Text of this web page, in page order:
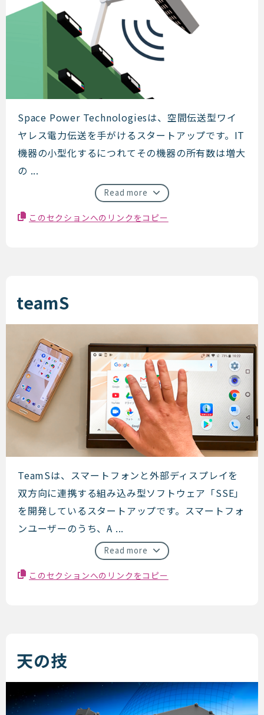
Space Power Technologies
Space Power Technologiesは、空間伝送型ワイ
ヤレス電力伝送を手がけるスタートアップです。IT
機器の小型化するにつれてその機器の所有数は増大
の ...
Read more
このセクションへのリンクをコピー
teamS
teamS
TeamSは、スマートフォンと外部ディスプレイを
双方向に連携する組み込み型ソフトウェア「SSE」
を開発しているスタートアップです。スマートフォ
ンユーザーのうち、A ...
Read more
このセクションへのリンクをコピー
天の技